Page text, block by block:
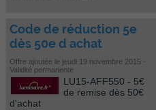
Code de réduction 5e
dès 50e d achat
Offre ajoutée le jeudi 19 novembre 2015 -
Validité permanente
LU15-AFF550 - 5€
de remise dès 50€
d'achat